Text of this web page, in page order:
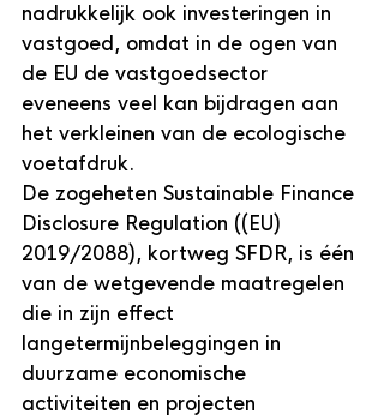
nadrukkelijk ook investeringen in
vastgoed, omdat in de ogen van
de EU de vastgoedsector
eveneens veel kan bijdragen aan
het verkleinen van de ecologische
voetafdruk.
De zogeheten Sustainable Finance
Disclosure Regulation ((EU)
2019/2088), kortweg SFDR, is één
van de wetgevende maatregelen
die in zijn effect
langetermijnbeleggingen in
duurzame economische
activiteiten en projecten